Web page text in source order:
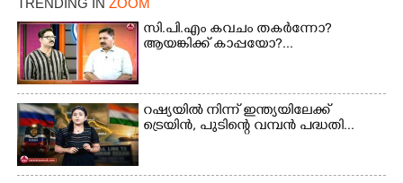
സി.പി.എം കവചം തകർന്നോ?
ആയങ്കിക്ക് കാപ്പയോ?...
റഷ്യയിൽ നിന്ന് ഇന്ത്യയിലേക്ക്
ട്രെയിൻ, പുടിന്റെ വമ്പൻ പദ്ധതി...
Copy Link